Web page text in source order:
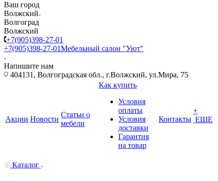
Ваш город
Волжский
Волгоград
Волжский
+7(905)398-27-01
+7(905)398-27-01Мебельный салон "Уют"
Напишите нам
404131, Волгоградская обл., г.Волжский, ул.Мира, 75
Акции Новости
Статьи о
мебели
Как купить
Условия
оплаты
Условия
доставки
Гарантия
на товар
Контакты
+
ЕЩЕ
Каталог